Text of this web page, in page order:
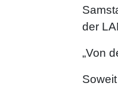
der
„Von